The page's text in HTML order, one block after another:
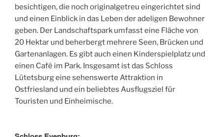
besichtigen, die noch originalgetreu eingerichtet sind
und einen Einblick in das Leben der adeligen Bewohner
geben. Der Landschaftspark umfasst eine Fläche von
20 Hektar und beherbergt mehrere Seen, Brücken und
Gartenanlagen. Es gibt auch einen Kinderspielplatz und
einen Café im Park. Insgesamt ist das Schloss
Lütetsburg eine sehenswerte Attraktion in
Ostfriesland und ein beliebtes Ausflugsziel für
Touristen und Einheimische.